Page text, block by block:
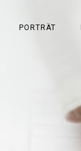
PORTRÄT